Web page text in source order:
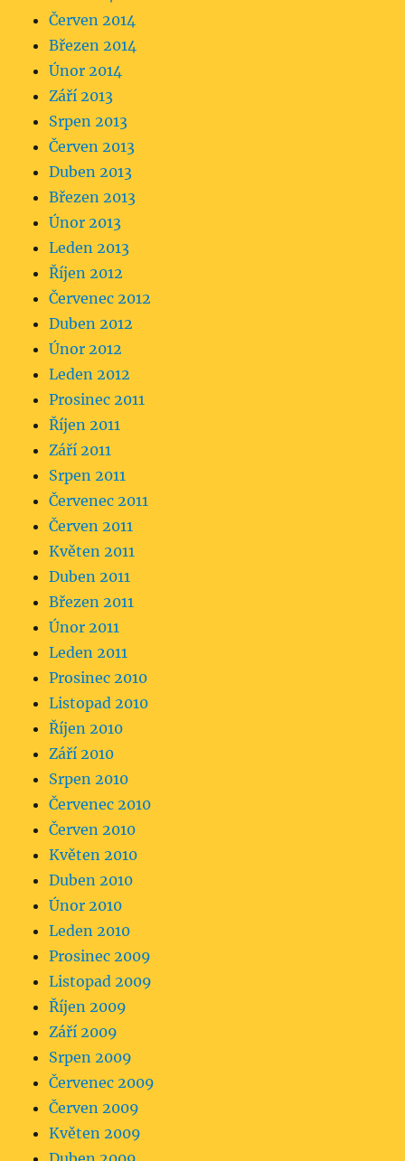
Červen 2014
Březen 2014
Únor 2014
Září 2013
Srpen 2013
Červen 2013
Duben 2013
Březen 2013
Únor 2013
Leden 2013
Říjen 2012
Červenec 2012
Duben 2012
Únor 2012
Leden 2012
Prosinec 2011
Říjen 2011
Září 2011
Srpen 2011
Červenec 2011
Červen 2011
Květen 2011
Duben 2011
Březen 2011
Únor 2011
Leden 2011
Prosinec 2010
Listopad 2010
Říjen 2010
Září 2010
Srpen 2010
Červenec 2010
Červen 2010
Květen 2010
Duben 2010
Únor 2010
Leden 2010
Prosinec 2009
Listopad 2009
Říjen 2009
Září 2009
Srpen 2009
Červenec 2009
Červen 2009
Květen 2009